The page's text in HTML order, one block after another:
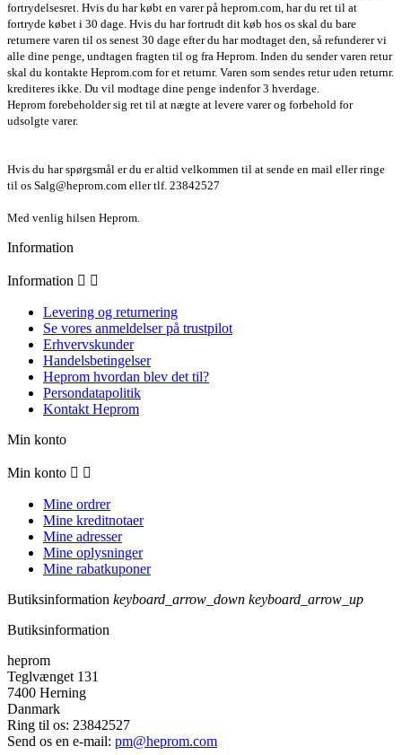
fortrydelsesret. Hvis du har købt en varer på heprom.com, har du ret til at
fortryde købet i 30 dage. Hvis du har fortrudt dit køb hos os skal du bare
returnere varen til os senest 30 dage efter du har modtaget den, så refunderer vi
alle dine penge, undtagen fragten til og fra Heprom. Inden du sender varen retur
skal du kontakte Heprom.com for et returnr. Varen som sendes retur uden returnr.
krediteres ikke. Du vil modtage dine penge indenfor 3 hverdage.
Heprom forebeholder sig ret til at nægte at levere varer og forbehold for
udsolgte varer.
Hvis du har spørgsmål er du er altid velkommen til at sende en mail eller ringe
til os Salg@heprom.com eller tlf. 23842527
Med venlig hilsen Heprom.
Information
Information  
Levering og returnering
Se vores anmeldelser på trustpilot
Erhvervskunder
Handelsbetingelser
Heprom hvordan blev det til?
Persondatapolitik​
Kontakt Heprom
Min konto
Min konto  
Mine ordrer
Mine kreditnotaer
Mine adresser
Mine oplysninger
Mine rabatkuponer
Butiksinformation keyboard_arrow_down keyboard_arrow_up
Butiksinformation
heprom
Teglvænget 131
7400 Herning
Danmark
Ring til os: 23842527
Send os en e-mail: pm@heprom.com